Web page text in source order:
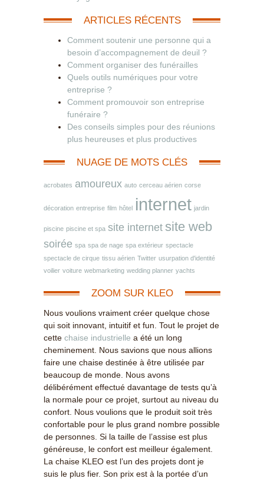
ARTICLES RÉCENTS
Comment soutenir une personne qui a
besoin d’accompagnement de deuil ?
Comment organiser des funérailles
Quels outils numériques pour votre
entreprise ?
Comment promouvoir son entreprise
funéraire ?
Des conseils simples pour des réunions
plus heureuses et plus productives
NUAGE DE MOTS CLÉS
acrobates amoureux auto cerceau aérien corse
décoration entreprise film hôtel internet jardin
piscine piscine et spa site internet site web
soirée spa spa de nage spa extérieur spectacle
spectacle de cirque tissu aérien Twitter usurpation d'identité
voilier voiture webmarketing wedding planner yachts
ZOOM SUR KLEO
Nous voulions vraiment créer quelque chose
qui soit innovant, intuitif et fun. Tout le projet de
cette chaise industrielle a été un long
cheminement. Nous savions que nous allions
faire une chaise destinée à être utilisée par
beaucoup de monde. Nous avons
délibérément effectué davantage de tests qu’à
la normale pour ce projet, surtout au niveau du
confort. Nous voulions que le produit soit très
confortable pour le plus grand nombre possible
de personnes. Si la taille de l’assise est plus
généreuse, le confort est meilleur également.
La chaise KLEO est l’un des projets dont je
suis le plus fier. Son prix est à la portée d’un